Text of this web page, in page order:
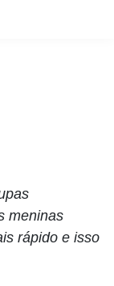
meninas
rápido e isso